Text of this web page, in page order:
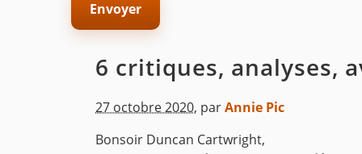
6 critiques, analyses,
27 octobre 2020, parAnnie Pic
Bonsoir Duncan Cartwright,